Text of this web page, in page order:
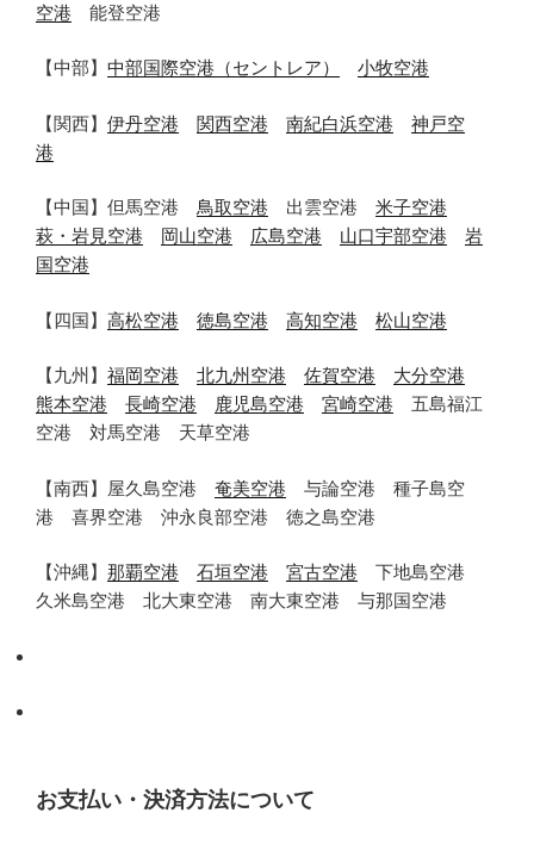
空港 能登空港
【中部】 中部国際空港（セントレア） 小牧空港
【関西】 伊丹空港 関西空港 南紀白浜空港
神戸空
港
【中国】但馬空港 鳥取空港 出雲空港 米子空港
萩・岩見空港
岡山空港 広島空港 山口宇部空港
岩
国空港
【四国】 高松空港 徳島空港 高知空港 松山空港
【九州】 福岡空港 北九州空港 佐賀空港
大分空港
熊本空港
長崎空港 鹿児島空港 宮崎空港 五島福江
空港 対馬空港 天草空港
【南西】屋久島空港 奄美空港 与論空港 種子島空
港 喜界空港 沖永良部空港 徳之島空港
【沖縄】 那覇空港 石垣空港 宮古空港 下地島空港
久米島空港 北大東空港 南大東空港 与那国空港
お支払い・決済方法について